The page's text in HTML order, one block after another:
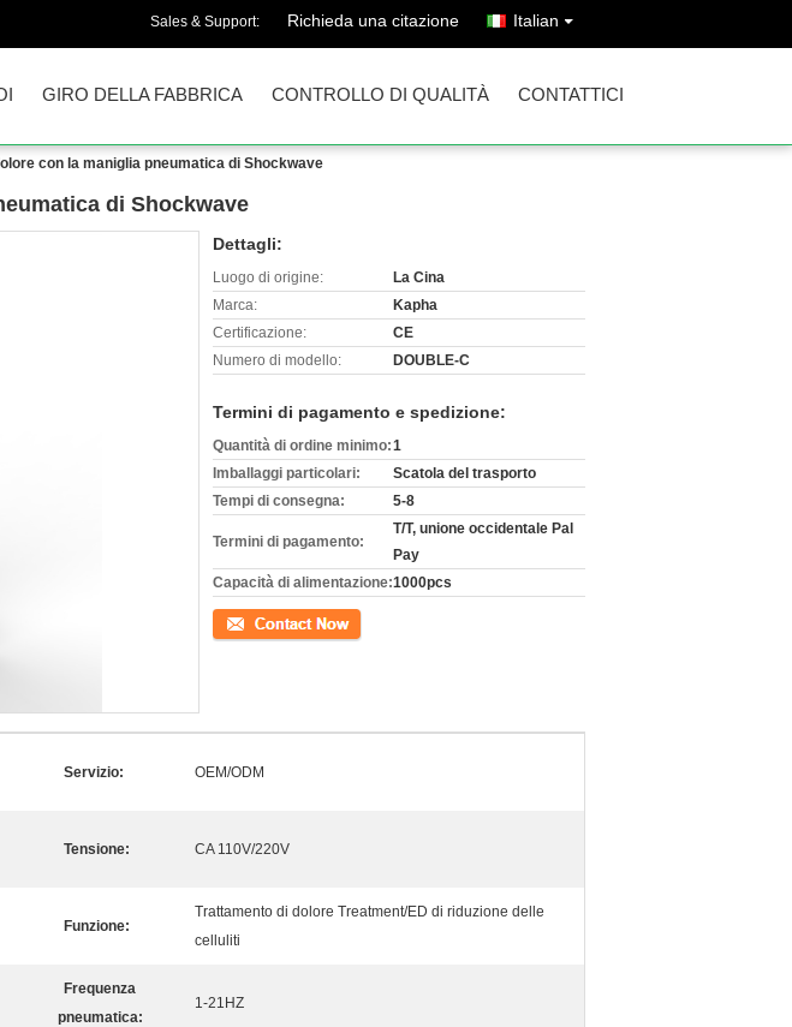
Sales & Support: Richieda una citazione Italian
GIRO DELLA FABBRICA CONTROLLO DI QUALITÀ CONTATTICI
con la maniglia pneumatica di Shockwave
di Shockwave
Dettagli:
Luogo di origine:
La Cina
Marca:
Kapha
Certificazione:
CE
Numero di modello:
DOUBLE-C
Termini di pagamento e spedizione:
Quantità di ordine minimo:1
Imballaggi particolari:
Scatola del trasporto
Tempi di consegna:
5-8
Termini di pagamento:
T/T, unione occidentale Pal
Pay
Capacità di alimentazione:1000pcs
Contatto
Servizio: OEM/ODM
Tensione: CA 110V/220V
Funzione:
Trattamento di dolore Treatment/ED di riduzione delle
celluliti
Frequenza
pneumatica:
1-21HZ